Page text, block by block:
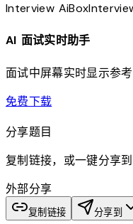
Interview AiBox
AI 面试实时助手
面试中屏幕实时显示参
免费下载download
分享题目
复制链接，或一键分享
外部分享
复制链接 分享到